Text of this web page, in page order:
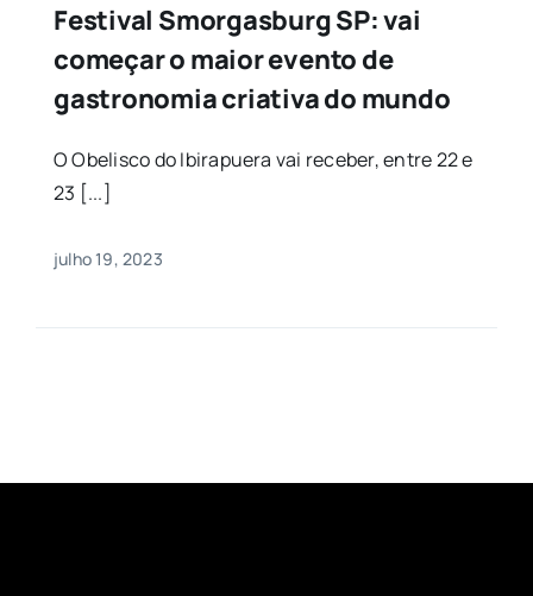
Festival Smorgasburg SP: vai
começar o maior evento de
gastronomia criativa do mundo
O Obelisco do Ibirapuera vai receber, entre 22 e
23 [...]
julho 19, 2023